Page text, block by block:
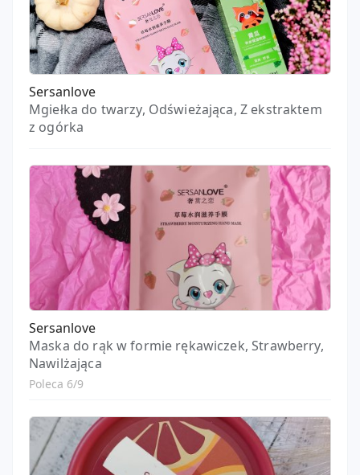
Sersanlove
Mgiełka do twarzy, Odświeżająca, Z ekstraktem
z ogórka
Sersanlove
Maska do rąk w formie rękawiczek, Strawberry,
Nawilżająca
Poleca 6/9